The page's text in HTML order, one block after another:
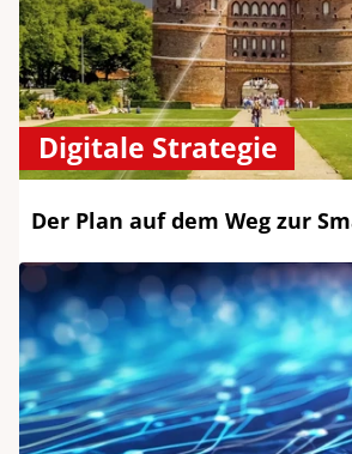
Digitale Strategie
Der Plan auf dem Weg zur